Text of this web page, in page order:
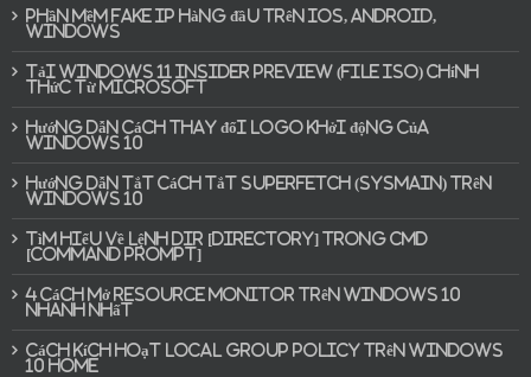
Phần mềm Fake IP hàng đầu trên iOS, Android,
Windows
Tải Windows 11 Insider Preview (File ISO) chính
thức từ Microsoft
Hướng dẫn cách thay đổi Logo khởi động của
Windows 10
Hướng dẫn tắt cách tắt Superfetch (SysMain) trên
Windows 10
Tìm hiểu về lệnh DIR [Directory] trong CMD
[Command Prompt]
4 cách mở Resource Monitor trên Windows 10
nhanh nhất
Cách kích hoạt Local Group Policy trên Windows
10 Home